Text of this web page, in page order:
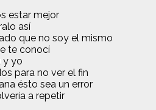
estar mejor
así
que no soy el mismo
te conocí
y yo
para no ver el fin
ésto sea un error
a repetir